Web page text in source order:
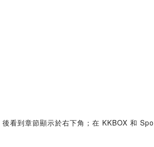
到章節顯示於右下角；在 KKBOX 和